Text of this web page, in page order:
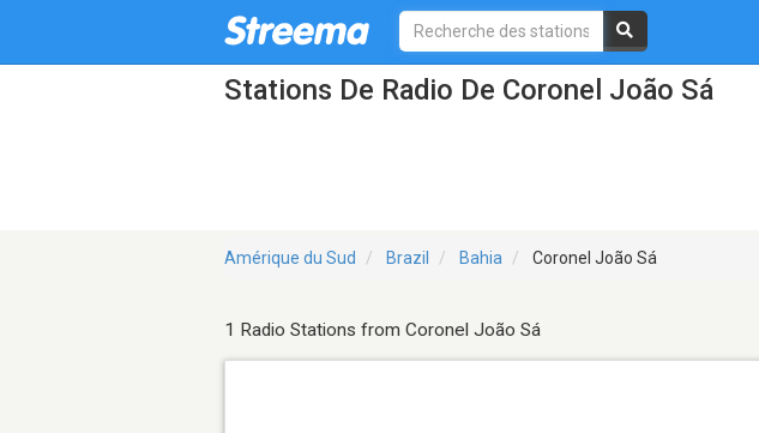
Stations De Radio De Coronel João Sá
Amérique du Sud Brazil Bahia Coronel João Sá
1 Radio Stations from Coronel João Sá